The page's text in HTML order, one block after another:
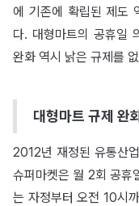
에 기존에 확립된 제도
다. 대형마트의 공휴일
완화 역시 낡은 규제를
대형마트 규제 완
2012년 재정된 유통산
슈퍼마켓은 월 2회 공휴
는 자정부터 오전 10시